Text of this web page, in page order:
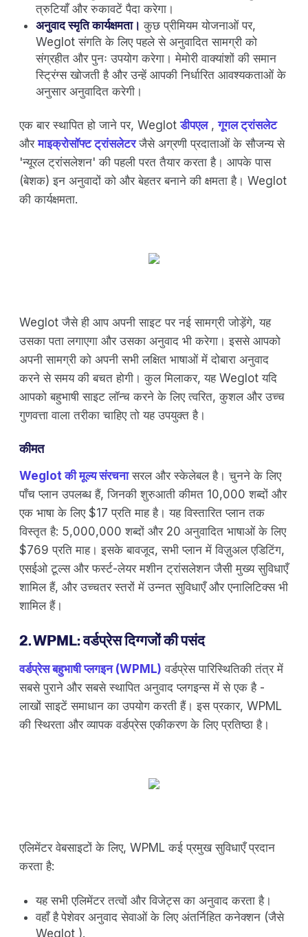
त्रुटियाँ और रुकावटें पैदा करेगा।
अनुवाद स्मृति कार्यक्षमता। कुछ प्रीमियम योजनाओं पर,
Weglot संगति के लिए पहले से अनुवादित सामग्री को
संग्रहीत और पुनः उपयोग करेगा। मेमोरी वाक्यांशों की समान
स्ट्रिंग्स खोजती है और उन्हें आपकी निर्धारित आवश्यकताओं के
अनुसार अनुवादित करेगी।
एक बार स्थापित हो जाने पर, Weglotडीपएल,गूगल ट्रांसलेट
औरमाइक्रोसॉफ्ट ट्रांसलेटरजैसे अग्रणी प्रदाताओं के सौजन्य से
'न्यूरल ट्रांसलेशन' की पहली परत तैयार करता है। आपके पास
(बेशक) इन अनुवादों को और बेहतर बनाने की क्षमता है। Weglot
की कार्यक्षमता.
Weglot जैसे ही आप अपनी साइट पर नई सामग्री जोड़ेंगे, यह
उसका पता लगाएगा और उसका अनुवाद भी करेगा। इससे आपको
अपनी सामग्री को अपनी सभी लक्षित भाषाओं में दोबारा अनुवाद
करने से समय की बचत होगी। कुल मिलाकर, यह Weglot यदि
आपको बहुभाषी साइट लॉन्च करने के लिए त्वरित, कुशल और उच्च
गुणवत्ता वाला तरीका चाहिए तो यह उपयुक्त है।
कीमत
Weglot की मूल्य संरचनासरल और स्केलेबल है। चुनने के लिए
पाँच प्लान उपलब्ध हैं, जिनकी शुरुआती कीमत 10,000 शब्दों और
एक भाषा के लिए $17 प्रति माह है। यह विस्तारित प्लान तक
विस्तृत है: 5,000,000 शब्दों और 20 अनुवादित भाषाओं के लिए
$769 प्रति माह। इसके बावजूद, सभी प्लान में विज़ुअल एडिटिंग,
एसईओ टूल्स और फर्स्ट-लेयर मशीन ट्रांसलेशन जैसी मुख्य सुविधाएँ
शामिल हैं, और उच्चतर स्तरों में उन्नत सुविधाएँ और एनालिटिक्स भी
शामिल हैं।
2. WPML: वर्डप्रेस दिग्गजों की पसंद
वर्डप्रेस बहुभाषी प्लगइन (WPML) वर्डप्रेस पारिस्थितिकी तंत्र में
सबसे पुराने और सबसे स्थापित अनुवाद प्लगइन्स में से एक है -
लाखों साइटें समाधान का उपयोग करती हैं। इस प्रकार, WPML
की स्थिरता और व्यापक वर्डप्रेस एकीकरण के लिए प्रतिष्ठा है।
एलिमेंटर वेबसाइटों के लिए, WPML कई प्रमुख सुविधाएँ प्रदान
करता है:
यह सभी एलिमेंटर तत्वों और विजेट्स का अनुवाद करता है।
वहाँ है पेशेवर अनुवाद सेवाओं के लिए अंतर्निहित कनेक्शन (जैसे
Weglot ).